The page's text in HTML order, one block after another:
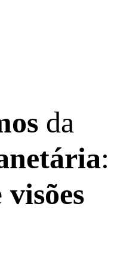
da
:
visões